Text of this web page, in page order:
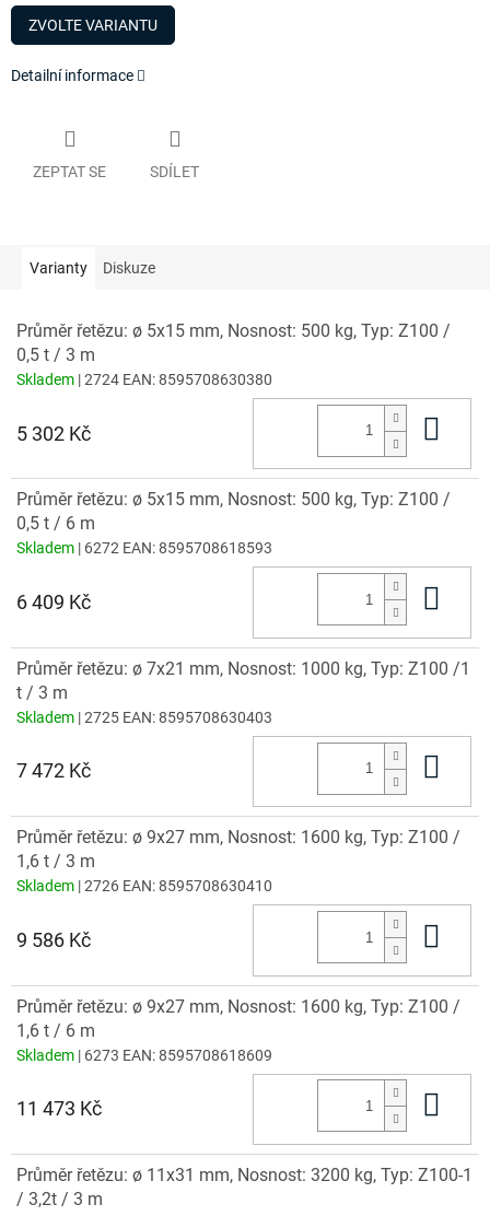
Měrná
cena:
ZVOLTE VARIANTU
Detailní informace
ZEPTAT SE SDÍLET
Varianty Diskuze
Průměr řetězu: ø 5x15 mm, Nosnost: 500 kg, Typ: Z100 /
0,5 t / 3 m
Skladem | 2724 EAN:8595708630380
5 302 Kč
Průměr řetězu: ø 5x15 mm, Nosnost: 500 kg, Typ: Z100 /
0,5 t / 6 m
Skladem | 6272 EAN:8595708618593
6 409 Kč
Průměr řetězu: ø 7x21 mm, Nosnost: 1000 kg, Typ: Z100 /1
t / 3 m
Skladem | 2725 EAN:8595708630403
7 472 Kč
Průměr řetězu: ø 9x27 mm, Nosnost: 1600 kg, Typ: Z100 /
1,6 t / 3 m
Skladem | 2726 EAN:8595708630410
9 586 Kč
Průměr řetězu: ø 9x27 mm, Nosnost: 1600 kg, Typ: Z100 /
1,6 t / 6 m
Skladem | 6273 EAN:8595708618609
11 473 Kč
Průměr řetězu: ø 11x31 mm, Nosnost: 3200 kg, Typ: Z100-1
/ 3,2t / 3 m